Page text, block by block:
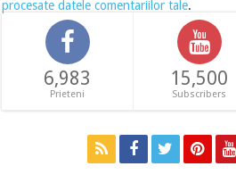
procesate datele comentariilor tale.
6,983
Prieteni
15,500
Subscribers